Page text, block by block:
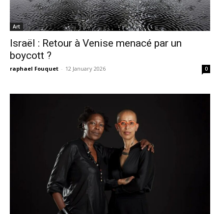
Art
Israël : Retour à Venise menacé par un
boycott ?
raphael Fouquet - 12 January 2026 0